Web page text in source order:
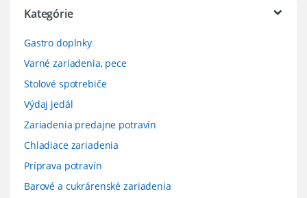
Kategórie
Gastro doplnky
Varné zariadenia, pece
Stolové spotrebiče
Výdaj jedál
Zariadenia predajne potravín
Chladiace zariadenia
Príprava potravín
Barové a cukrárenské zariadenia